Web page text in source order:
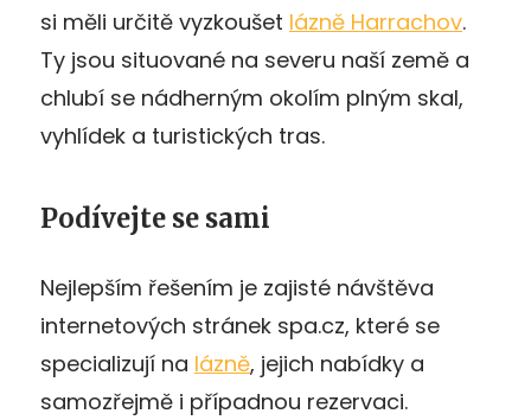
si měli určitě vyzkoušet lázně Harrachov.
Ty jsou situované na severu naší země a
chlubí se nádherným okolím plným skal,
vyhlídek a turistických tras.
Podívejte se sami
Nejlepším řešením je zajisté návštěva
internetových stránek spa.cz, které se
specializují na lázně, jejich nabídky a
samozřejmě i případnou rezervaci.